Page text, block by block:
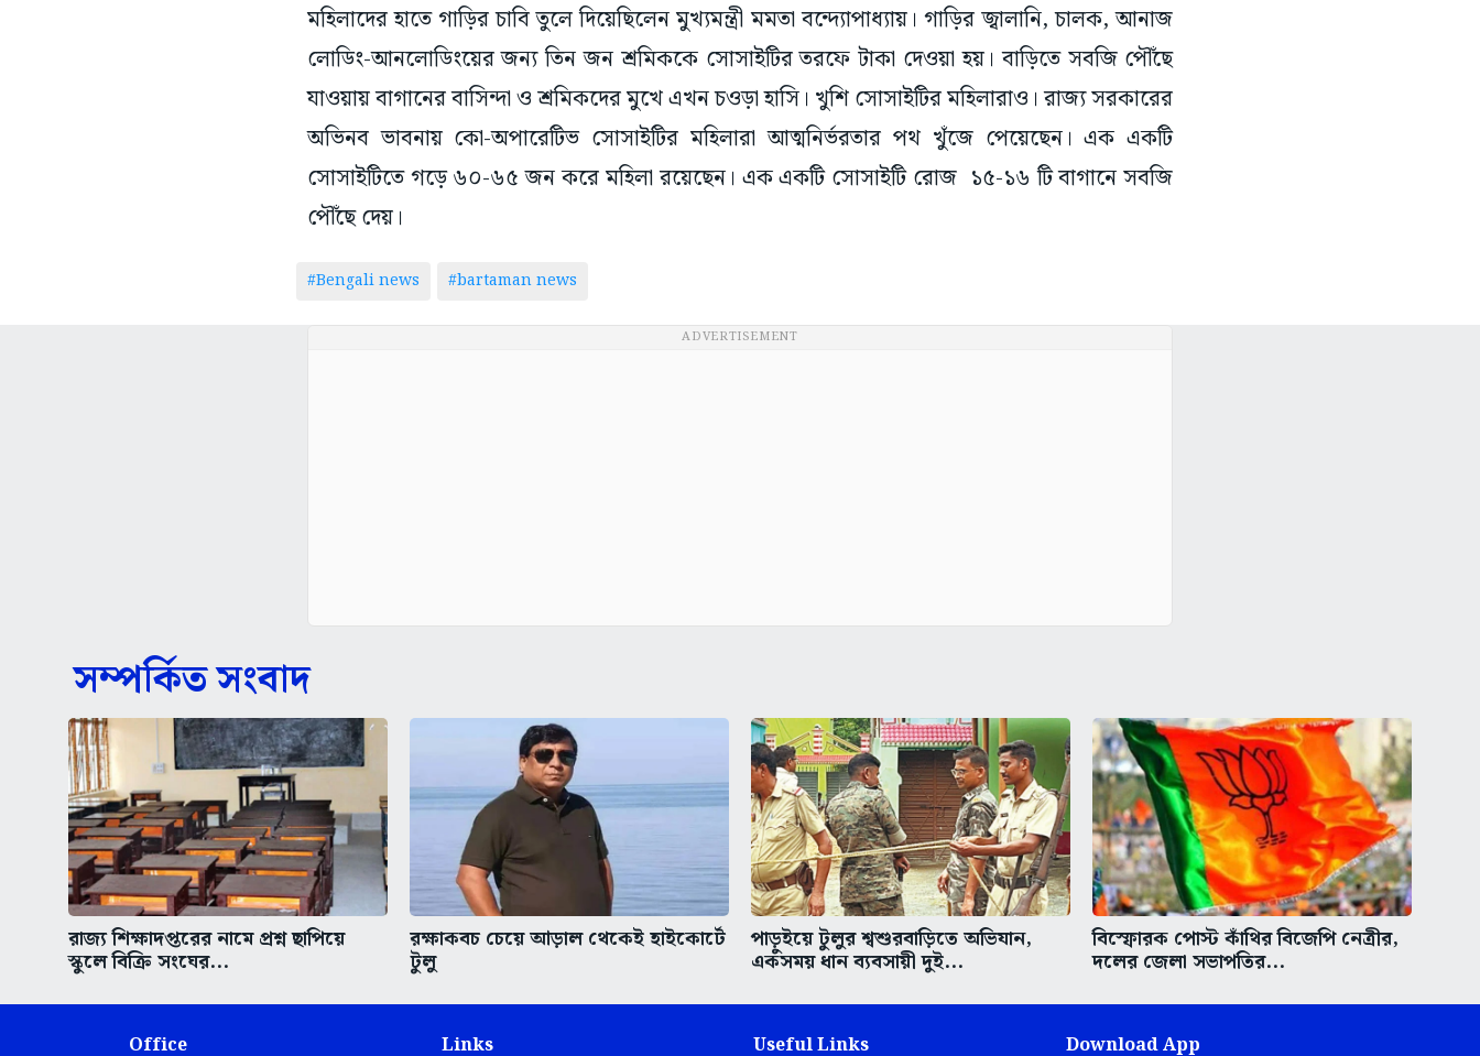
মহিলাদের হাতে গাড়ির চাবি তুলে দিয়েছিলেন মুখ্যমন্ত্রী মমতা বন্দ্যোপাধ্যায়। গাড়ির জ্বালানি, চালক, আনাজ
লোডিং-আনলোডিংয়ের জন্য তিন জন শ্রমিককে সোসাইটির তরফে টাকা দেওয়া হয়। বাড়িতে সবজি পৌঁছে
যাওয়ায় বাগানের বাসিন্দা ও শ্রমিকদের মুখে এখন চওড়া হাসি। খুশি সোসাইটির মহিলারাও। রাজ্য সরকারের
অভিনব ভাবনায় কো-অপারেটিভ সোসাইটির মহিলারা আত্মনির্ভরতার পথ খুঁজে পেয়েছেন। এক একটি
সোসাইটিতে গড়ে ৬০-৬৫ জন করে মহিলা রয়েছেন। এক একটি সোসাইটি রোজ ১৫-১৬ টি বাগানে সবজি
পৌঁছে দেয়।
#Bengali news #bartaman news
ADVERTISEMENT
সম্পর্কিত সংবাদ
রাজ্য শিক্ষাদপ্তরের নামে প্রশ্ন ছাপিয়ে
স্কুলে বিক্রি সংঘের...
রক্ষাকবচ চেয়ে আড়াল থেকেই হাইকোর্টে
টুলু
পাড়ুইয়ে টুলুর শ্বশুরবাড়িতে অভিযান,
একসময় ধান ব্যবসায়ী দুই...
বিস্ফোরক পোস্ট কাঁথির বিজেপি নেত্রীর,
দলের জেলা সভাপতির...
Office Links Useful Links Download App